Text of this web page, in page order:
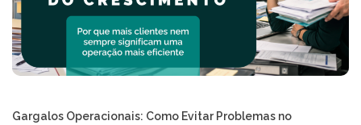
Gargalos Operacionais: Como Evitar Problemas no